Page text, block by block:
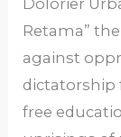
Retama”
against
dictatorship
free